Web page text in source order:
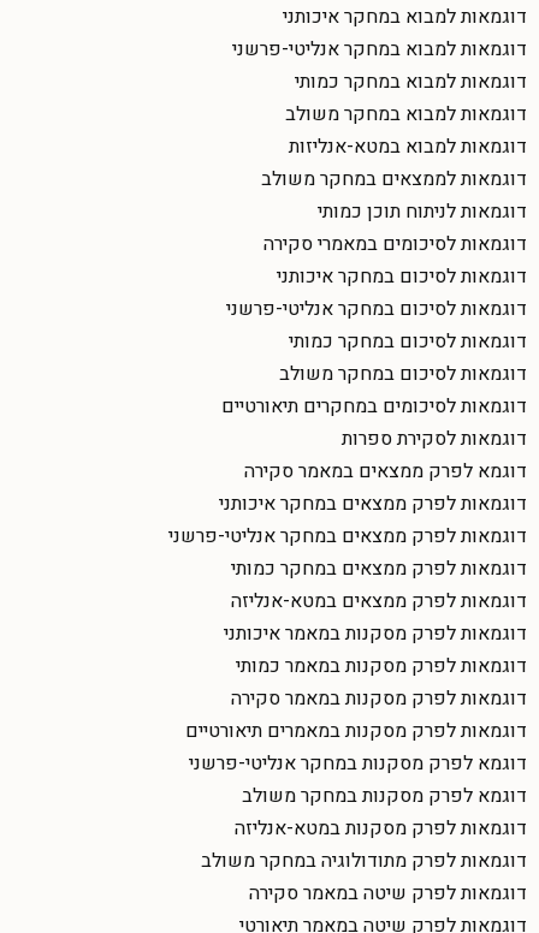
דוגמאות למבוא במחקר איכותני
דוגמאות למבוא במחקר אנליטי-פרשני
דוגמאות למבוא במחקר כמותי
דוגמאות למבוא במחקר משולב
דוגמאות למבוא במטא-אנליזות
דוגמאות לממצאים במחקר משולב
דוגמאות לניתוח תוכן כמותי
דוגמאות לסיכומים במאמרי סקירה
דוגמאות לסיכום במחקר איכותני
דוגמאות לסיכום במחקר אנליטי-פרשני
דוגמאות לסיכום במחקר כמותי
דוגמאות לסיכום במחקר משולב
דוגמאות לסיכומים במחקרים תיאורטיים
דוגמאות לסקירת ספרות
דוגמא לפרק ממצאים במאמר סקירה
דוגמאות לפרק ממצאים במחקר איכותני
דוגמאות לפרק ממצאים במחקר אנליטי-פרשני
דוגמאות לפרק ממצאים במחקר כמותי
דוגמאות לפרק ממצאים במטא-אנליזה
דוגמאות לפרק מסקנות במאמר איכותני
דוגמאות לפרק מסקנות במאמר כמותי
דוגמאות לפרק מסקנות במאמר סקירה
דוגמאות לפרק מסקנות במאמרים תיאורטיים
דוגמא לפרק מסקנות במחקר אנליטי-פרשני
דוגמא לפרק מסקנות במחקר משולב
דוגמאות לפרק מסקנות במטא-אנליזה
דוגמאות לפרק מתודולוגיה במחקר משולב
דוגמאות לפרק שיטה במאמר סקירה
דוגמאות לפרק שיטה במאמר תיאורטי